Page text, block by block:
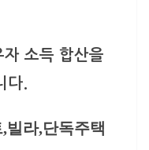
소득 합산을
다.
빌라,단독주택